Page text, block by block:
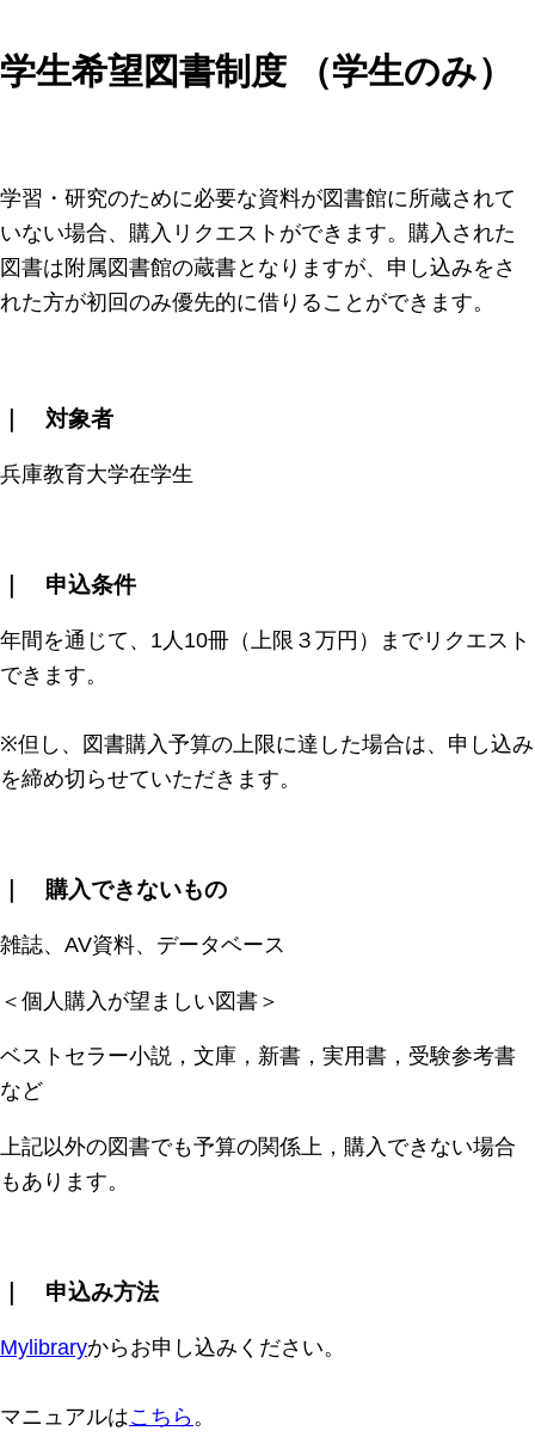
学生希望図書制度 （学生のみ）
学習・研究のために必要な資料が図書館に所蔵されて
いない場合、購入リクエストができます。購入された
図書は附属図書館の蔵書となりますが、申し込みをさ
れた方が初回のみ優先的に借りることができます。
｜ 対象者
兵庫教育大学在学生
｜ 申込条件
年間を通じて、1人10冊（上限３万円）までリクエスト
できます。
※但し、図書購入予算の上限に達した場合は、申し込み
を締め切らせていただきます。
｜ 購入できないもの
雑誌、AV資料、データベース
＜個人購入が望ましい図書＞
ベストセラー小説，文庫，新書，実用書，受験参考書
など
上記以外の図書でも予算の関係上，購入できない場合
もあります。
｜ 申込み方法
Mylibraryからお申し込みください。
マニュアルはこちら 。